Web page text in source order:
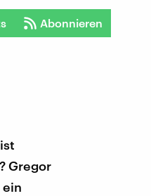
Abonnieren
Gregor
ein